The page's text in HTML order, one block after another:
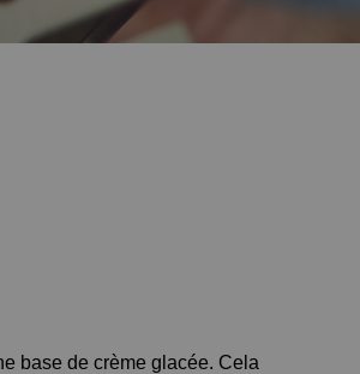
base de crème glacée. Cela